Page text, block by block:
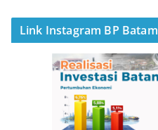
Link Instagram BP Batam